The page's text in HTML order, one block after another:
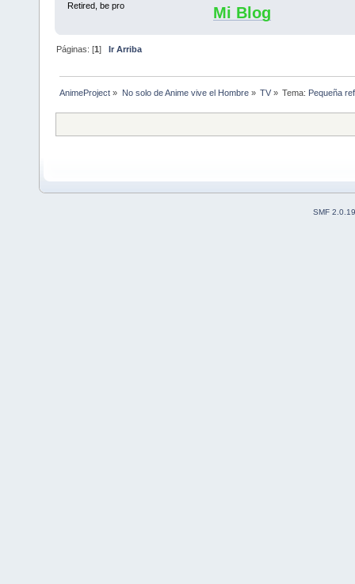
Retired, be pro
Mi Blog
Páginas: [1]Ir Arriba
AnimeProject » No solo de Anime vive el Hombre» TV» Tema: Pequeña
SMF 2.0.19